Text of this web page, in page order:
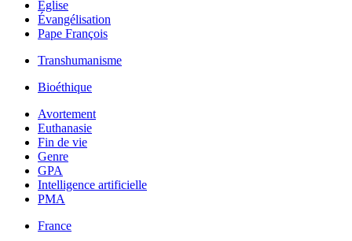
Église
Évangélisation
Pape François
Transhumanisme
Bioéthique
Avortement
Euthanasie
Fin de vie
Genre
GPA
Intelligence artificielle
PMA
France